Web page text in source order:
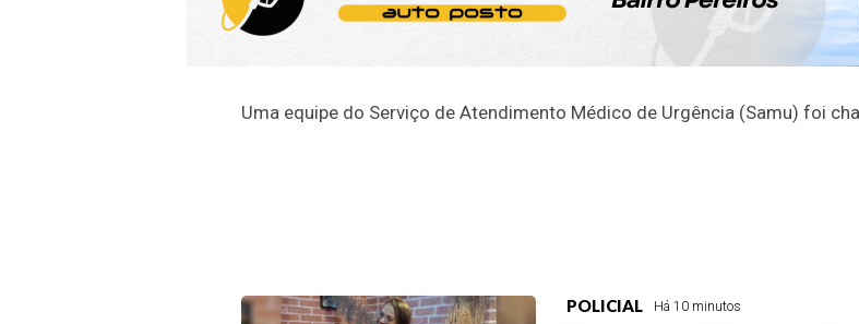
Uma equipe do Serviço de Atendimento Médico de Urgência (Samu) foi
POLICIAL Há 10 minutos